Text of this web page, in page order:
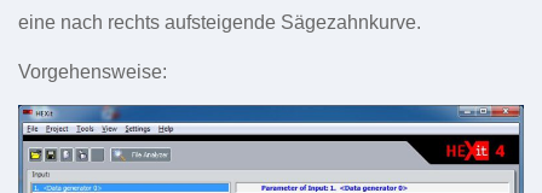
eine nach rechts aufsteigende Sägezahnkurve.
Vorgehensweise: